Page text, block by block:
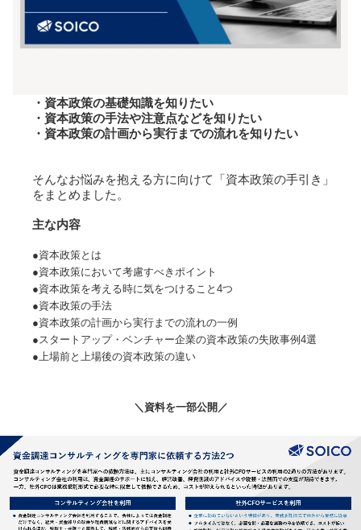
・資本政策の基礎知識を知りたい
・資本政策の手法や注意点などを知りたい
・資本政策の計画から実行までの流れを知りたい
そんなお悩みを抱える方に向けて「資本政策の手引き」
をまとめました。
主な内容
●資本政策とは
●資本政策において考慮すべきポイント
●資本政策を考える時に気をつけること4つ
●資本政策の手法
●資本政策の計画から実行までの流れの一例
●スタートアップ・ベンチャー企業の資本政策の失敗事例4選
●上場前と上場後の資本政策の違い
＼資料を一部公開／